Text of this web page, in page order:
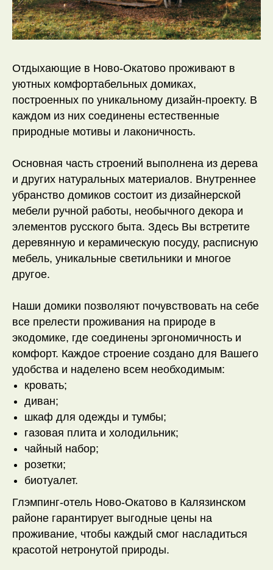
Отдыхающие в Ново-Окатово проживают в
уютных комфортабельных домиках,
построенных по уникальному дизайн-проекту. В
каждом из них соединены естественные
природные мотивы и лаконичность.
Основная часть строений выполнена из дерева
и других натуральных материалов. Внутреннее
убранство домиков состоит из дизайнерской
мебели ручной работы, необычного декора и
элементов русского быта. Здесь Вы встретите
деревянную и керамическую посуду, расписную
мебель, уникальные светильники и многое
другое.
Наши домики позволяют почувствовать на себе
все прелести проживания на природе в
экодомике, где соединены эргономичность и
комфорт. Каждое строение создано для Вашего
удобства и наделено всем необходимым:
кровать;
диван;
шкаф для одежды и тумбы;
газовая плита и холодильник;
чайный набор;
розетки;
биотуалет.
Глэмпинг-отель Ново-Окатово в Калязинском
районе гарантирует выгодные цены на
проживание, чтобы каждый смог насладиться
красотой нетронутой природы.